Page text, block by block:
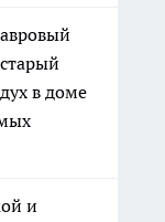
в доме
и